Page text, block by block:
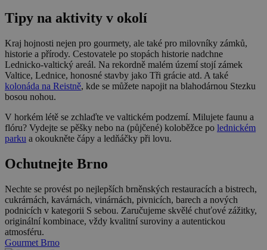
Tipy na aktivity v okolí
Kraj hojnosti nejen pro gourmety, ale také pro milovníky zámků,
historie a přírody. Cestovatele po stopách historie nadchne
Lednicko-valtický areál. Na rekordně malém území stojí zámek
Valtice, Lednice, honosné stavby jako Tři grácie atd. A také
kolonáda na Reistně, kde se můžete napojit na blahodárnou Stezku
bosou nohou.
V horkém létě se zchlaďte ve valtickém podzemí. Milujete faunu a
flóru? Vydejte se pěšky nebo na (půjčené) koloběžce po lednickém
parku a okoukněte čápy a ledňáčky při lovu.
Ochutnejte Brno
Nechte se provést po nejlepších brněnských restauracích a bistrech,
cukrárnách, kavárnách, vinárnách, pivnicích, barech a nových
podnicích v kategorii S sebou. Zaručujeme skvělé chuťové zážitky,
originální kombinace, vždy kvalitní suroviny a autentickou
atmosféru.
Gourmet Brno